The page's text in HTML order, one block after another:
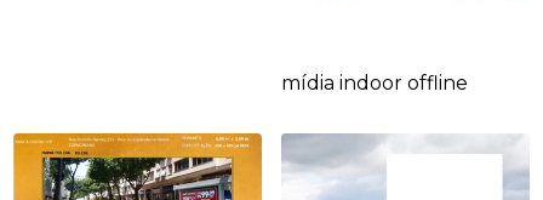
mídia indoor offline